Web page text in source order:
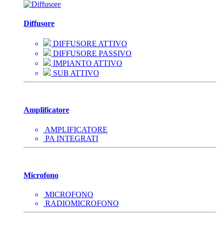
Diffusore
DIFFUSORE ATTIVO
DIFFUSORE PASSIVO
IMPIANTO ATTIVO
SUB ATTIVO
Amplificatore
AMPLIFICATORE
PA INTEGRATI
Microfono
MICROFONO
RADIOMICROFONO